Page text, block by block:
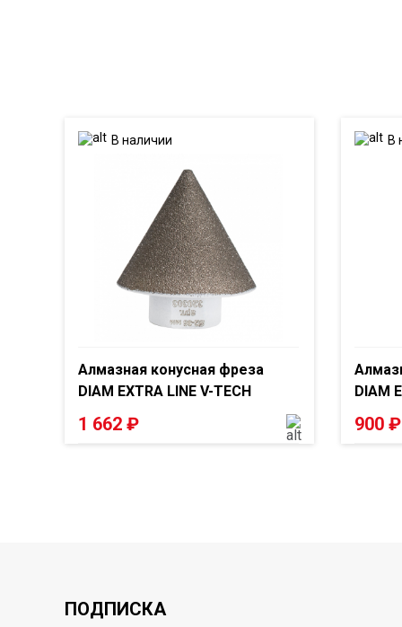
В наличии
Алмазная конусная фреза
DIAM EXTRA LINE V-TECH
1 662 ₽
В
DIAM
900 ₽
ПОДПИСКА